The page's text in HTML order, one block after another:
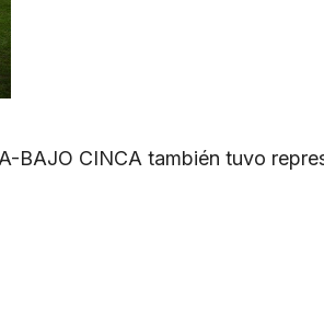
BAJO CINCA también tuvo